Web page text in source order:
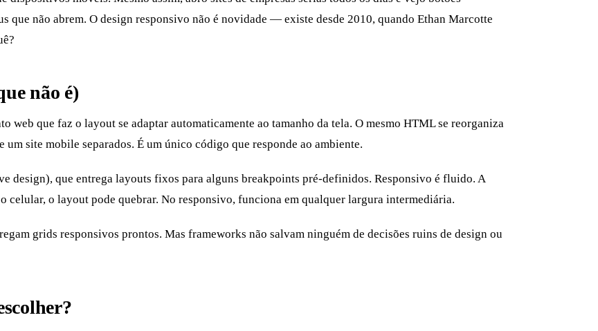
que não abrem. O design responsivo não é novidade — existe desde 2010, quando Ethan Marcotte
não é)
web que faz o layout se adaptar automaticamente ao tamanho da tela. O mesmo HTML se reorganiza
site mobile separados. É um único código que responde ao ambiente.
design), que entrega layouts fixos para alguns breakpoints pré-definidos. Responsivo é fluido. A
celular, o layout pode quebrar. No responsivo, funciona em qualquer largura intermediária.
grids responsivos prontos. Mas frameworks não salvam ninguém de decisões ruins de design ou